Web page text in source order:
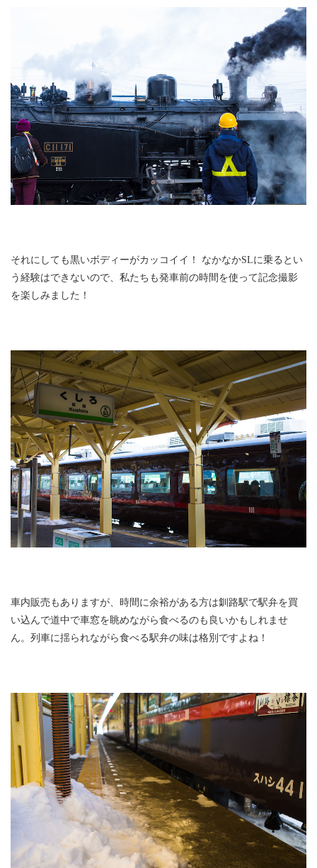
それにしても黒いボディーがカッコイイ！ なかなかSLに乗るとい
う経験はできないので、私たちも発車前の時間を使って記念撮影
を楽しみました！
車内販売もありますが、時間に余裕がある方は釧路駅で駅弁を買
い込んで道中で車窓を眺めながら食べるのも良いかもしれませ
ん。列車に揺られながら食べる駅弁の味は格別ですよね！